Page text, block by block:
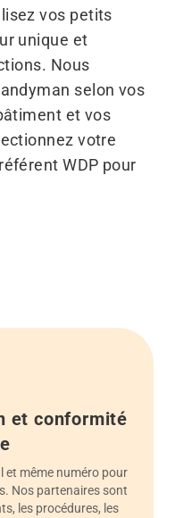
vos petits
unique et
Nous
selon vos
et vos
votre
WDP pour
et conformité
et même numéro pour
Nos partenaires sont
les procédures, les